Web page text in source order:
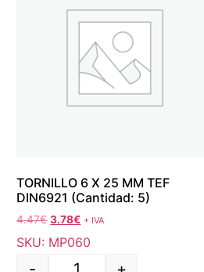
TORNILLO 6 X 25 MM TEF
DIN6921 (Cantidad: 5)
4.47€ 3.78€ + IVA
SKU: MP060